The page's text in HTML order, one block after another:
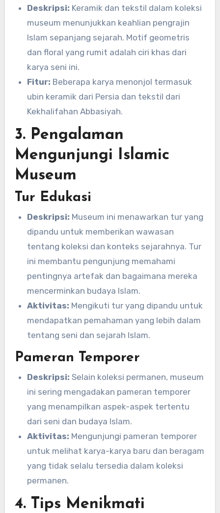
Deskripsi: Keramik dan tekstil dalam koleksi
museum menunjukkan keahlian pengrajin
Islam sepanjang sejarah. Motif geometris
dan floral yang rumit adalah ciri khas dari
karya seni ini.
Fitur: Beberapa karya menonjol termasuk
ubin keramik dari Persia dan tekstil dari
Kekhalifahan Abbasiyah.
3. Pengalaman
Mengunjungi Islamic
Museum
Tur Edukasi
Deskripsi: Museum ini menawarkan tur yang
dipandu untuk memberikan wawasan
tentang koleksi dan konteks sejarahnya. Tur
ini membantu pengunjung memahami
pentingnya artefak dan bagaimana mereka
mencerminkan budaya Islam.
Aktivitas: Mengikuti tur yang dipandu untuk
mendapatkan pemahaman yang lebih dalam
tentang seni dan sejarah Islam.
Pameran Temporer
Deskripsi: Selain koleksi permanen, museum
ini sering mengadakan pameran temporer
yang menampilkan aspek-aspek tertentu
dari seni dan budaya Islam.
Aktivitas: Mengunjungi pameran temporer
untuk melihat karya-karya baru dan beragam
yang tidak selalu tersedia dalam koleksi
permanen.
4. Tips Menikmati